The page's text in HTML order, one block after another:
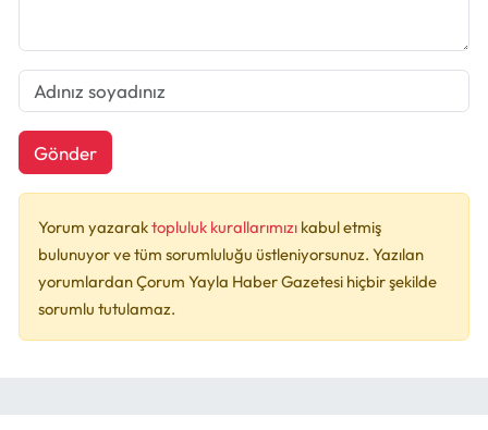
Gönder
Yorum yazaraktopluluk kurallarımızı kabul etmiş
bulunuyor ve tüm sorumluluğu üstleniyorsunuz. Yazılan
yorumlardan Çorum Yayla Haber Gazetesi hiçbir şekilde
sorumlu tutulamaz.